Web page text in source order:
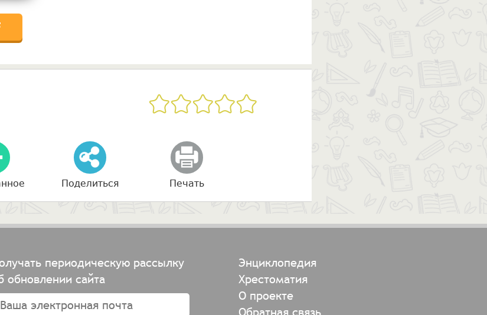
Поделиться Печать
Энциклопедия
Хрестоматия
О проекте
Обратная связь
периодическую рассылку
обновлении сайта